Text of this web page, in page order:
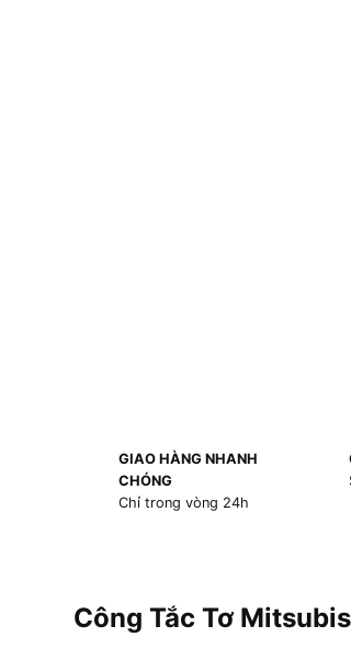
GIAO HÀNG NHANH
CHÓNG
Chỉ trong vòng 24h
Công Tắc Tơ